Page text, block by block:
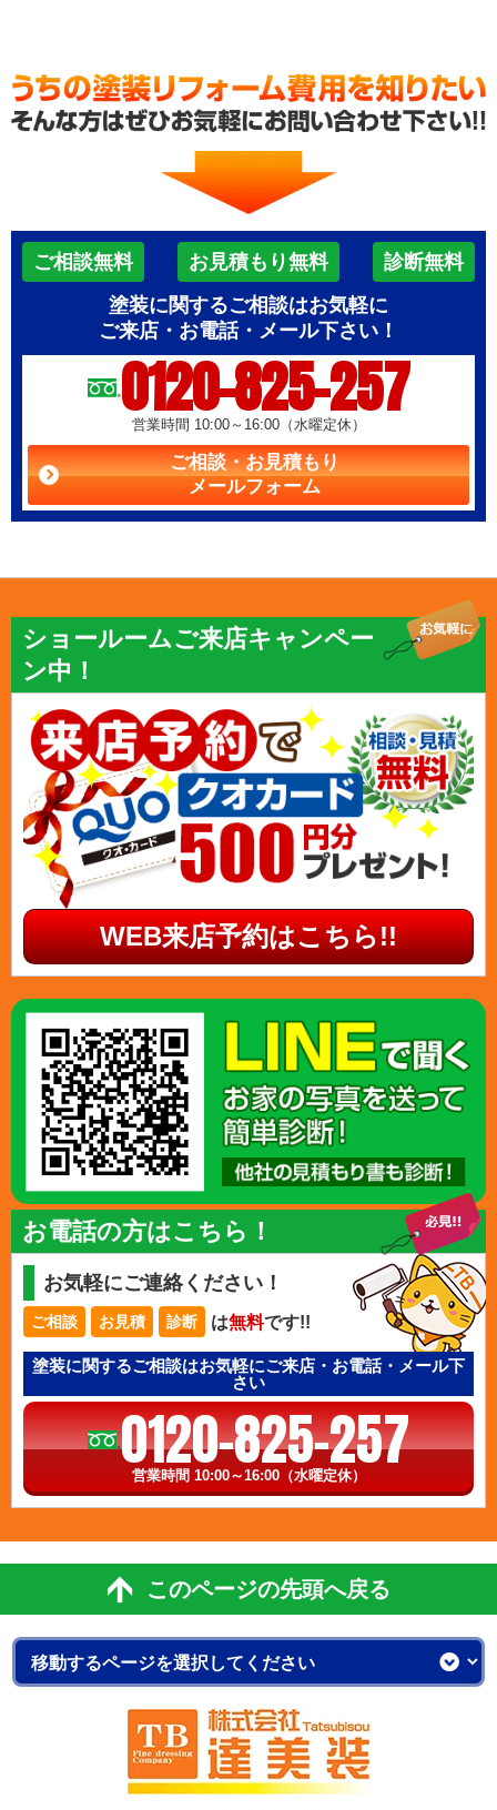
ご相談無料 お見積もり無料
診断無料
塗装に関するご相談はお気軽に
ご来店・お電話・メール下さい！
0120-825-257
営業時間 10:00～16:00（水曜定休）
ご相談・お見積もり
メールフォーム
ショールームご来店キャンペー
ン中！
WEB来店予約はこちら!!
お電話の方はこちら！
お気軽にご連絡ください！
ご相談 お見積 診断 は無料です!!
塗装に関するご相談はお気軽にご来店・お電話・メール下
さい
0120-825-257
営業時間 10:00～16:00（水曜定休）
このページの先頭へ戻る